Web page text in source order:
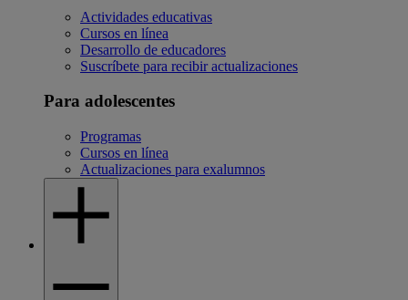
Actividades educativas
Cursos en línea
Desarrollo de educadores
Suscríbete para recibir actualizaciones
Para adolescentes
Programas
Cursos en línea
Actualizaciones para exalumnos